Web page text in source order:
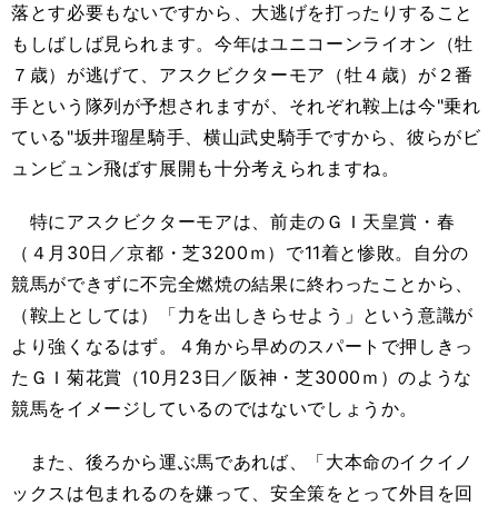
落とす必要もないですから、大逃げを打ったりすること
もしばしば見られます。今年はユニコーンライオン（牡
７歳）が逃げて、アスクビクターモア（牡４歳）が２番
手という隊列が予想されますが、それぞれ鞍上は今"乗れ
ている"坂井瑠星騎手、横山武史騎手ですから、彼らがビ
ュンビュン飛ばす展開も十分考えられますね。
特にアスクビクターモアは、前走のＧＩ天皇賞・春
（４月30日／京都・芝3200ｍ）で11着と惨敗。自分の
競馬ができずに不完全燃焼の結果に終わったことから、
（鞍上としては）「力を出しきらせよう」という意識が
より強くなるはず。４角から早めのスパートで押しきっ
たＧＩ菊花賞（10月23日／阪神・芝3000ｍ）のような
競馬をイメージしているのではないでしょうか。
また、後ろから運ぶ馬であれば、「大本命のイクイノ
ックスは包まれるのを嫌って、安全策をとって外目を回